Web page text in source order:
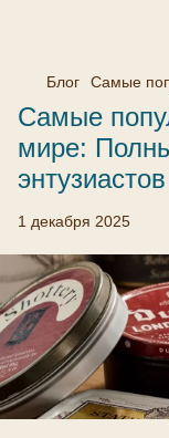
Блог Самые
Самые
мире:
энтузиастов
1 декабря 2025